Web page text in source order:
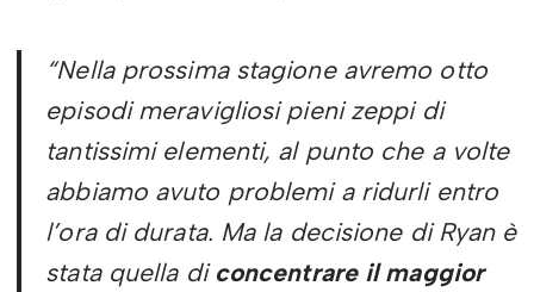
“Nella prossima stagione avremo otto
episodi meravigliosi pieni zeppi di
tantissimi elementi, al punto che a volte
abbiamo avuto problemi a ridurli entro
l’ora di durata. Ma la decisione di Ryan è
stata quella di concentrare il maggior